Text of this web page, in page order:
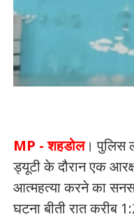
MP - शहडोल। पुलिस
ड्यूटी के दौरान एक
आत्महत्या करने का
घटना बीती रात करीब